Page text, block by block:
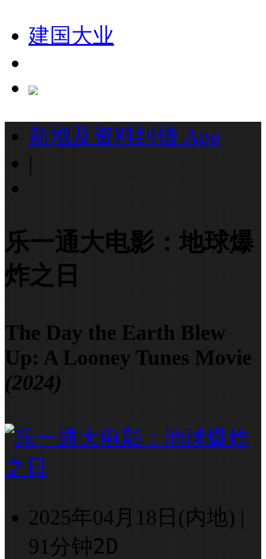
建国大业
新增及资料纠错 App
|
乐一通大电影：地球爆
炸之日
The Day the Earth Blew
Up: A Looney Tunes Movie
(2024)
2025年04月18日(内地) |
91分钟2D